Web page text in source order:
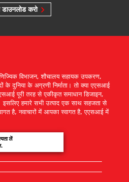
करो
विभाजन, शौचालय सहायक उपकरण,
के दुनिया के अग्रणी निर्माता। तो क्या एएसआई
पूरी तरह से एकीकृत समाधान डिजाइन,
इसलिए हमारे सभी उत्पाद एक साथ सहजता से
है, नवाचारों में आपका स्वागत है, एएसआई में
लें